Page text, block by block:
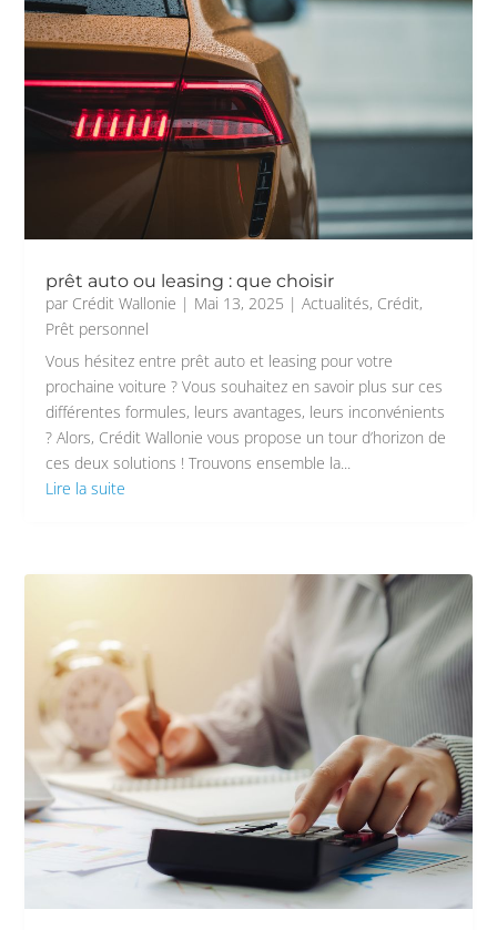
prêt auto ou leasing : que choisir
par Crédit Wallonie | Mai 13, 2025 |Actualités, Crédit,
Prêt personnel
Vous hésitez entre prêt auto et leasing pour votre
prochaine voiture ? Vous souhaitez en savoir plus sur ces
différentes formules, leurs avantages, leurs inconvénients
? Alors, Crédit Wallonie vous propose un tour d’horizon de
ces deux solutions ! Trouvons ensemble la...
Lire la suite